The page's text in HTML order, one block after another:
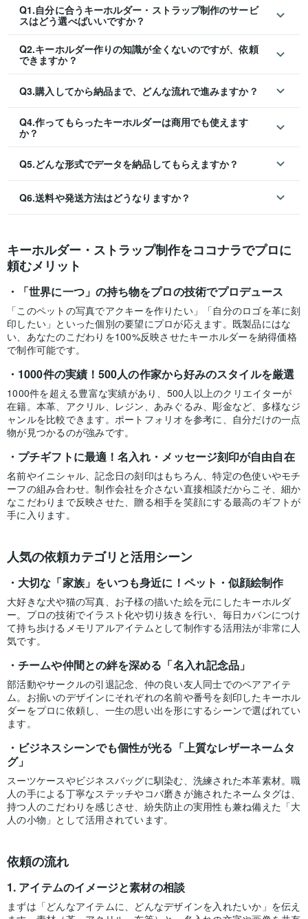
Q1.自分に合うキーホルダー・ストラップ制作のサービ
スはどう選べばいいですか？
Q2.キーホルダー作りの知識が全くないのですが、依頼
できますか？
Q3.購入してから納品まで、どんな流れで進みますか？
Q4.作ってもらったキーホルダーは商用でも使えます
か？
Q5.どんな形式でデータを納品してもらえますか？
Q6.送料や発送方法はどうなりますか？
キーホルダー・ストラップ制作をココナラでプロに
頼むメリット
「世界に一つ」の持ち物をプロの技術でプロデュース
「このペットの写真でアクキーを作りたい」「自分のロゴを革に刻
印したい」といった個別の要望にプロが応えます。既製品にはな
い、あなたのこだわりを100%反映させたキーホルダーを納得価格
で制作可能です。
1000件の実績！500人の作家から好みのスタイルを厳選
1000件を超える豊富な実績があり、500人以上のクリエイターが
在籍。本革、アクリル、レジン、あみぐるみ、彫金など、多様なジ
ャンルを比較できます。ポートフォリオを参考に、自分だけの一点
物が見つかるのが強みです。
プチギフトに最適！名入れ・メッセージ刻印が自由自在
名前やイニシャル、記念日の刻印はもちろん、特定の色使いやモチ
ーフの組み合わせ。制作会社を介さない直接相談だからこそ、細か
なこだわりまで反映させた、贈る相手を笑顔にする最高のギフトが
手に入ります。
人気の依頼カテゴリと活用シーン
大切な「家族」をいつも身近に！ペット・似顔絵制作
大好きな犬や猫の写真、お子様の描いた絵を元にしたキーホルダ
ー。プロの技術でイラスト化や切り抜きを行い、毎日カバンにつけ
て持ち歩けるメモリアルアイテムとして制作する活用法が非常に人
気です。
チームや仲間との絆を深める「名入れ記念品」
部活動やサークルの引退記念、仲の良い友人同士でのペアアイテ
ム。お揃いのデザインにそれぞれの名前や番号を刻印したキーホル
ダーをプロに依頼し、一生の思い出を形にするシーンで選ばれてい
ます。
ビジネスシーンでも個性が光る「上質なレザーネームタ
グ」
スーツケースやビジネスバッグに馴染む、洗練された本革素材。職
人の手による丁寧なステッチやコバ磨きが施されたネームタグは、
持つ人のこだわりを感じさせ、紛失防止の実用性も兼ね備えた「大
人の小物」として活用されています。
依頼の流れ
アイテムのイメージと素材の相談
まずは「どんなアイテムに、どんなデザインを入れたいか」を伝え